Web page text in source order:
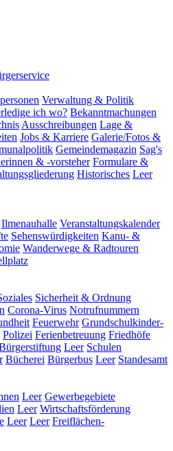
Verwaltung & Politik
ich wo? Bekanntmachungen
Ausschreibungen Lage &
Jobs & Karriere Galerie/Fotos &
Gemeindemagazin Sag's
& -vorsteher Formulare &
Historisches Leer
Ilmenauhalle Veranstaltungskalender
Sehenswürdigkeiten Kanu- &
Wanderwege & Radtouren
Sicherheit & Ordnung
Corona-Virus Notrufnummern
Feuerwehr Grundschulkinder-
Polizei Ferienbetreuung Friedhöfe
Leer Schulen
Bücherei Bürgerbus Leer Standesamt
Leer Gewerbegebiete
Leer Wirtschaftsförderung
Leer Leer Freiflächen-